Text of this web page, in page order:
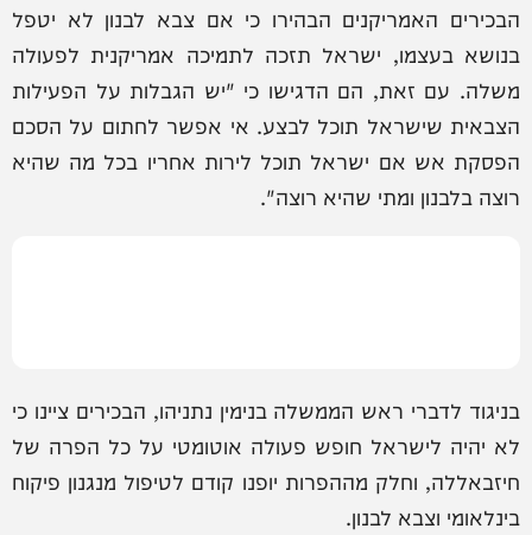
הבכירים האמריקנים הבהירו כי אם צבא לבנון לא יטפל
בנושא בעצמו, ישראל תזכה לתמיכה אמריקנית לפעולה
משלה. עם זאת, הם הדגישו כי "יש הגבלות על הפעילות
הצבאית שישראל תוכל לבצע. אי אפשר לחתום על הסכם
הפסקת אש אם ישראל תוכל לירות אחריו בכל מה שהיא
רוצה בלבנון ומתי שהיא רוצה".
בניגוד לדברי ראש הממשלה בנימין נתניהו, הבכירים ציינו כי
לא יהיה לישראל חופש פעולה אוטומטי על כל הפרה של
חיזבאללה, וחלק מההפרות יופנו קודם לטיפול מנגנון פיקוח
בינלאומי וצבא לבנון.